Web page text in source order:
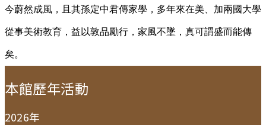
今蔚然成風，且其孫定中君傳家學，多年來在美、加兩國大學
從事美術教育，益以敦品勵行，家風不墜，真可謂盛而能傳
矣。
本館歷年活動
2026年